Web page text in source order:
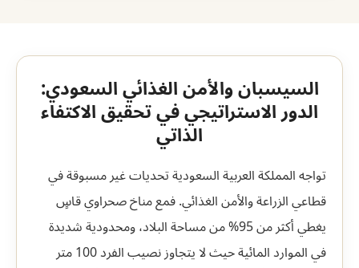
السيسبان والأمن الغذائي السعودي:
الدور الاستراتيجي في تحقيق الاكتفاء
الذاتي
تواجه المملكة العربية السعودية تحديات غير مسبوقة في
قطاعي الزراعة والأمن الغذائي. فمع مناخ صحراوي قاسٍ
يغطي أكثر من 95% من مساحة البلاد، ومحدودية شديدة
في الموارد المائية حيث لا يتجاوز نصيب الفرد 100 متر